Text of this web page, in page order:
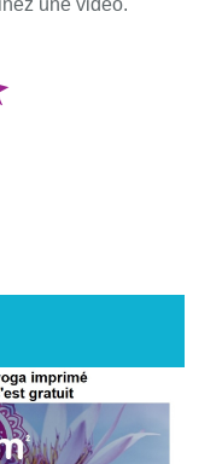
une vidéo.